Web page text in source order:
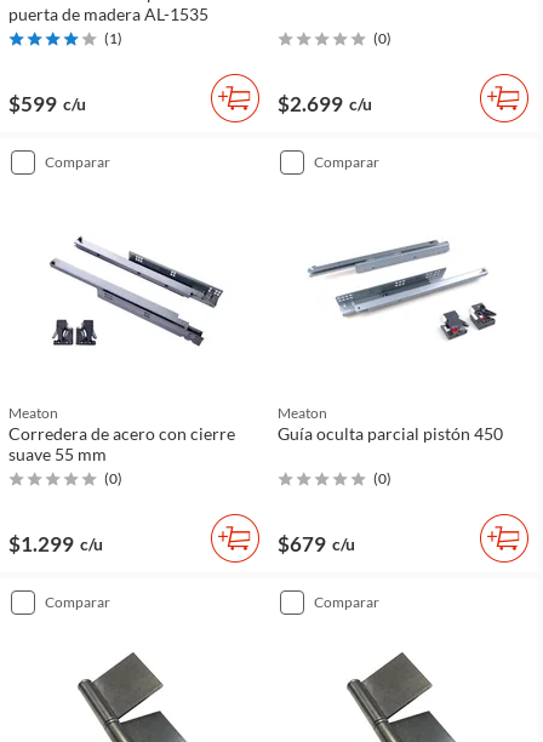
puerta de madera AL-1535
(1)
$599 c/u
(0)
$2.699 c/u
comparar
Meaton
Corredera de acero con cierre
suave 55 mm
(0)
$1.299 c/u
comparar
Meaton
Guía oculta parcial pistón 450
(0)
$679 c/u
comparar comparar